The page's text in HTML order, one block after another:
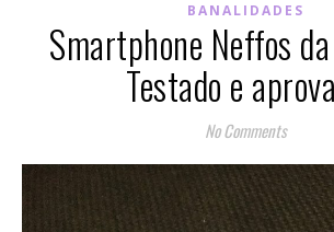
BANALIDADES
Smartphone Neffos
Testado e
No Comments